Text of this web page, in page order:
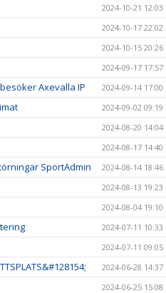
2024-10-21 12:03
2024-10-17 22:02
2024-10-15 20:26
2024-09-17 17:57
Axevalla IP 2024-09-14 17:00
2024-09-02 09:19
2024-08-20 14:04
2024-08-17 14:40
SportAdmin 2024-08-14 18:46
2024-08-13 19:23
2024-08-04 19:10
2024-07-11 10:33
2024-07-11 09:05
2024-06-28 14:37
2024-06-25 15:08